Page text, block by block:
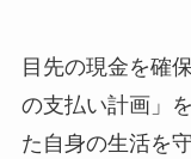
目先の現金を確
の支払い計画」
た自身の生活を